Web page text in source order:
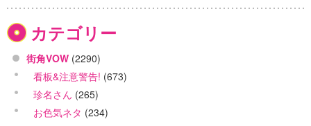
カテゴリー
街角VOW (2290)
看板&注意警告! (673)
珍名さん (265)
お色気ネタ (234)